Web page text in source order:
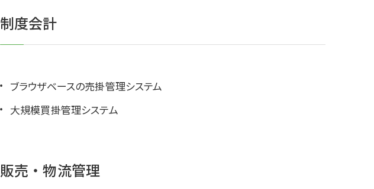
制度会計
ブラウザベースの売掛管理システム
大規模買掛管理システム
販売・物流管理